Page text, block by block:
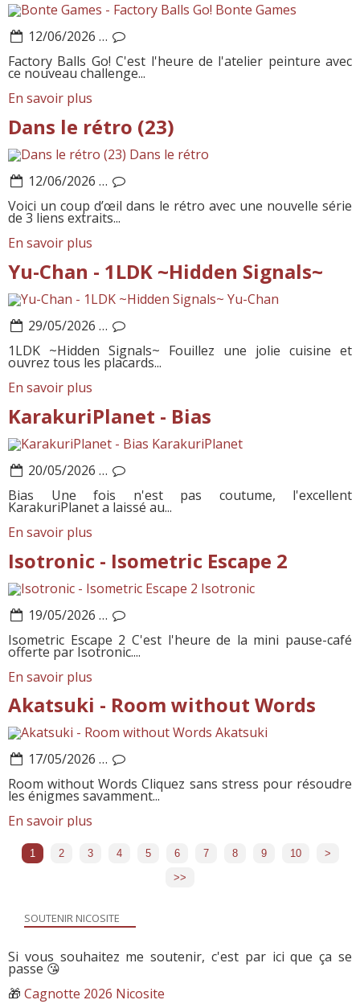
Bonte Games
12/06/2026 …
Factory Balls Go! C'est l'heure de l'atelier peinture avec
ce nouveau challenge...
En savoir plus
Dans le rétro (23)
Dans le rétro
12/06/2026 …
Voici un coup d’œil dans le rétro avec une nouvelle série
de 3 liens extraits...
En savoir plus
Yu-Chan - 1LDK ~Hidden Signals~
Yu-Chan
29/05/2026 …
1LDK ~Hidden Signals~ Fouillez une jolie cuisine et
ouvrez tous les placards...
En savoir plus
KarakuriPlanet - Bias
KarakuriPlanet
20/05/2026 …
Bias Une fois n'est pas coutume, l'excellent
KarakuriPlanet a laissé au...
En savoir plus
Isotronic - Isometric Escape 2
Isotronic
19/05/2026 …
Isometric Escape 2 C'est l'heure de la mini pause-café
offerte par Isotronic....
En savoir plus
Akatsuki - Room without Words
Akatsuki
17/05/2026 …
Room without Words Cliquez sans stress pour résoudre
les énigmes savamment...
En savoir plus
1 2 3 4 5 6 7 8 9 10 20
30
40
50
60
70
80
90
100
200
300
400
500
600
700
>
>>
SOUTENIR NICOSITE
Si vous souhaitez me soutenir, c'est par ici que ça se
passe 😘
🎁 Cagnotte 2026 Nicosite